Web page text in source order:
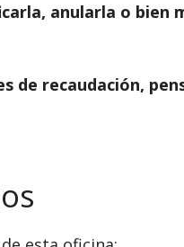
anularla o bien
recaudación,